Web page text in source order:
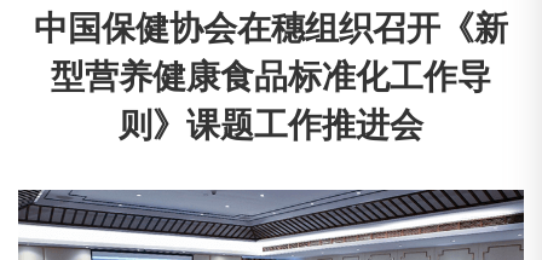
中国保健协会在穗组织召开《新
型营养健康食品标准化工作导
则》课题工作推进会